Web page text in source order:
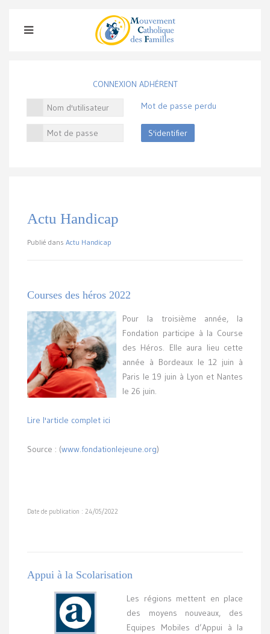
CONNEXION ADHÉRENT
S'identifier
Mot de passe perdu
Actu Handicap
Publié dans Actu Handicap
Courses des héros 2022
Pour la troisième année, la
Fondation participe à la Course
des Héros. Elle aura lieu cette
année à Bordeaux le 12 juin à
Paris le 19 juin à Lyon et Nantes
le 26 juin.
Lire l'article complet ici
Source : (www.fondationlejeune.org)
Date de publication : 24/05/2022
Appui à la Scolarisation
Les régions mettent en place
des moyens nouveaux, des
Equipes Mobiles d’Appui à la